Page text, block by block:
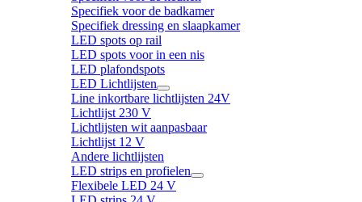
Specifiek voor de badkamer
Specifiek dressing en slaapkamer
LED spots op rail
LED spots voor in een nis
LED plafondspots
LED Lichtlijsten
Line inkortbare lichtlijsten 24V
Lichtlijst 230 V
Lichtlijsten wit aanpasbaar
Lichtlijst 12 V
Andere lichtlijsten
LED strips en profielen
Flexibele LED 24 V